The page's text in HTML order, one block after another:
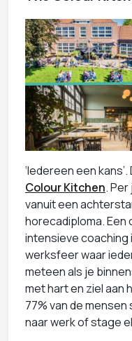
‘Iedereen een
Colour Kitchen.
vanuit een
horecadiploma. Een
intensieve coaching
werksfeer waar
meteen als je
met hart en ziel aan
77% van de
naar werk of stage